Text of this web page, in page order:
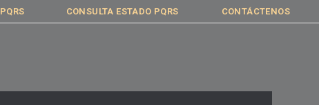
PQRS CONSULTA ESTADO PQRS CONTÁCTENOS